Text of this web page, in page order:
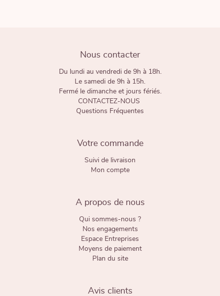
Nous contacter
Du lundi au vendredi de 9h à 18h.
Le samedi de 9h à 15h.
Fermé le dimanche et jours fériés.
CONTACTEZ-NOUS
Questions Fréquentes
Votre commande
Suivi de livraison
Mon compte
A propos de nous
Qui sommes-nous ?
Nos engagements
Espace Entreprises
Moyens de paiement
Plan du site
Avis clients